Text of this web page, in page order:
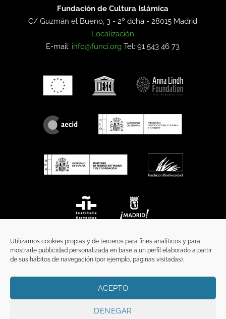
Utilizamos cookies propias y de terceros para fines analíticos y para
mostrarle publicidad personalizada en base a un perfil elaborado a partir
de sus hábitos de navegación (por ejemplo, páginas visitadas).
ACEPTO
DENEGAR
Fundación de Cultura Islámica
C/ Guzmán el Bueno, 3 - 2º dcha -28015 Madrid
Localización
E-mail: info@funci.org Tel: 91 543 46 73
TÉRMINOS Y CONDICIONES